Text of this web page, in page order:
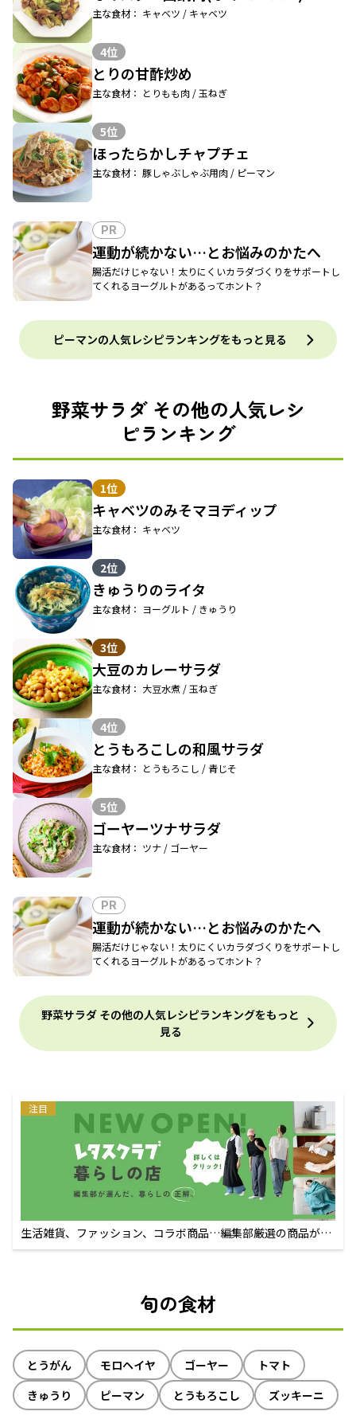
主な食材： キャベツ / キャベツ
4位
とりの甘酢炒め
主な食材： とりもも肉 / 玉ねぎ
5位
ほったらかしチャプチェ
主な食材： 豚しゃぶしゃぶ用肉 / ピーマン
PR
運動が続かない…とお悩みのかたへ
腸活だけじゃない！太りにくいカラダづくりをサポートし
てくれるヨーグルトがあるってホント？
ピーマンの人気レシピランキングをもっと見る
野菜サラダ その他の人気レシ
ピランキング
1位
キャベツのみそマヨディップ
主な食材： キャベツ
2位
きゅうりのライタ
主な食材： ヨーグルト / きゅうり
3位
大豆のカレーサラダ
主な食材： 大豆水煮 / 玉ねぎ
4位
とうもろこしの和風サラダ
主な食材： とうもろこし / 青じそ
5位
ゴーヤーツナサラダ
主な食材： ツナ / ゴーヤー
PR
運動が続かない…とお悩みのかたへ
腸活だけじゃない！太りにくいカラダづくりをサポートし
てくれるヨーグルトがあるってホント？
野菜サラダ その他の人気レシピランキングをもっと
見る
注目
生活雑貨、ファッション、コラボ商品…編集部厳選の商品が買
えるECサイト
旬の食材
とうがん モロヘイヤ ゴーヤー
トマト
きゅうり
ピーマン とうもろこし ズッキーニ